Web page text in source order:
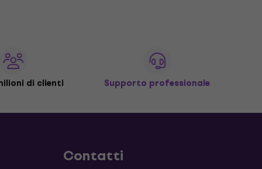
di clienti Supporto professionale
Contatti